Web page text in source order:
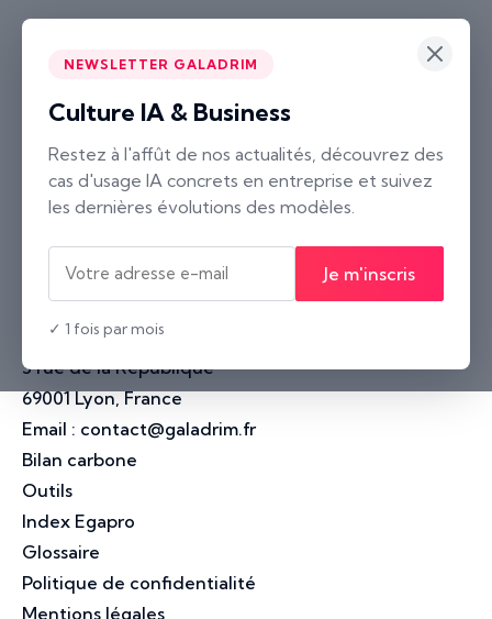
NEWSLETTER GALADRIM
Culture IA & Business
Restez à l'affût de nos actualités, découvrez des
cas d'usage IA concrets en entreprise et suivez
les dernières évolutions des modèles.
Je m'inscris
✓ 1 fois par mois
Paris
2 rue Neuve Saint-Pierre
75004 Paris, France
Nantes
10 rue Voltaire
44000 Nantes, France
Lyon
3 rue de la République
69001 Lyon, France
Email : contact@galadrim.fr
Bilan carbone
Outils
Index Egapro
Glossaire
Politique de confidentialité
Mentions légales